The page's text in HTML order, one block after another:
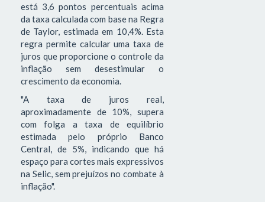
está 3,6 pontos percentuais acima
da taxa calculada com base na Regra
de Taylor, estimada em 10,4%. Esta
regra permite calcular uma taxa de
juros que proporcione o controle da
inflação sem desestimular o
crescimento da economia.
"A taxa de juros real,
aproximadamente de 10%, supera
com folga a taxa de equilíbrio
estimada pelo próprio Banco
Central, de 5%, indicando que há
espaço para cortes mais expressivos
na Selic, sem prejuízos no combate à
inflação".